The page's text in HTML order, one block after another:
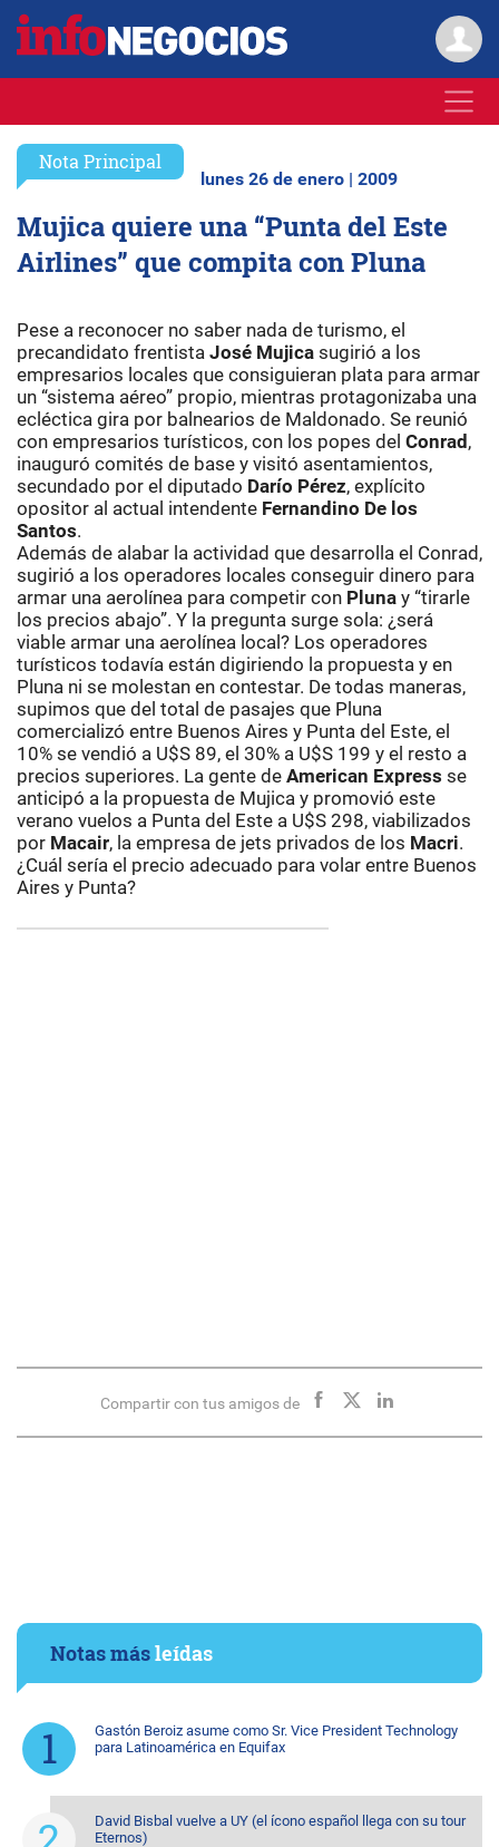
Nota Principal
lunes 26 de enero | 2009
Mujica quiere una “Punta del Este
Airlines” que compita con Pluna
Pese a reconocer no saber nada de turismo, el
precandidato frentista José Mujica sugirió a los
empresarios locales que consiguieran plata para armar
un “sistema aéreo” propio, mientras protagonizaba una
ecléctica gira por balnearios de Maldonado. Se reunió
con empresarios turísticos, con los popes del Conrad ,
inauguró comités de base y visitó asentamientos,
secundado por el diputado Darío Pérez, explícito
opositor al actual intendente Fernandino De los
Santos.
Además de alabar la actividad que desarrolla el Conrad,
sugirió a los operadores locales conseguir dinero para
armar una aerolínea para competir con Pluna y “tirarle
los precios abajo”. Y la pregunta surge sola: ¿será
viable armar una aerolínea local? Los operadores
turísticos todavía están digiriendo la propuesta y en
Pluna ni se molestan en contestar. De todas maneras,
supimos que del total de pasajes que Pluna
comercializó entre Buenos Aires y Punta del Este, el
10% se vendió a U$S 89, el 30% a U$S 199 y el resto a
precios superiores. La gente de American Express se
anticipó a la propuesta de Mujica y promovió este
verano vuelos a Punta del Este a U$S 298, viabilizados
por Macair, la empresa de jets privados de los Macri.
¿Cuál sería el precio adecuado para volar entre Buenos
Aires y Punta?
Compartir con tus amigos de
Notas másleídas
Gastón Beroiz asume como Sr. Vice President Technology
para Latinoamérica en Equifax
David Bisbal vuelve a UY (el ícono español llega con su tour
Eternos)